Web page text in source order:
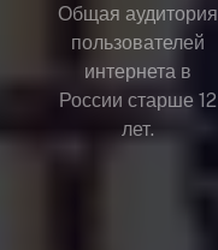
Общая аудитория
пользователей
интернета в
России старше 12
лет.